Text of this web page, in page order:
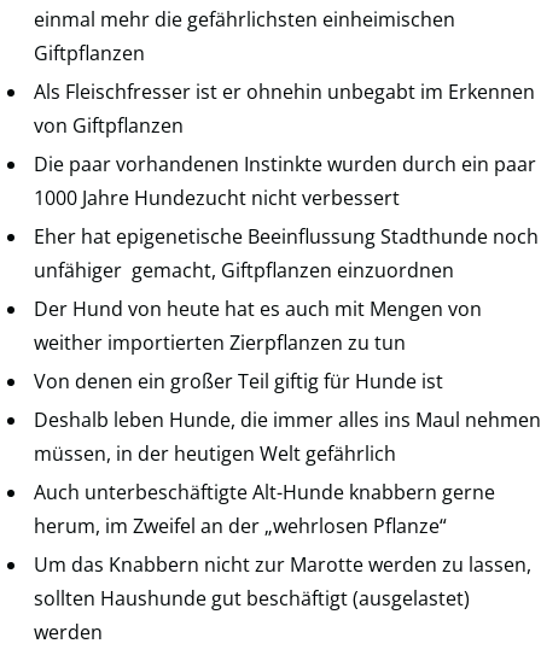
einmal mehr die gefährlichsten einheimischen
Giftpflanzen
Als Fleischfresser ist er ohnehin unbegabt im Erkennen
von Giftpflanzen
Die paar vorhandenen Instinkte wurden durch ein paar
1000 Jahre Hundezucht nicht verbessert
Eher hat epigenetische Beeinflussung Stadthunde noch
unfähiger gemacht, Giftpflanzen einzuordnen
Der Hund von heute hat es auch mit Mengen von
weither importierten Zierpflanzen zu tun
Von denen ein großer Teil giftig für Hunde ist
Deshalb leben Hunde, die immer alles ins Maul nehmen
müssen, in der heutigen Welt gefährlich
Auch unterbeschäftigte Alt-Hunde knabbern gerne
herum, im Zweifel an der „wehrlosen Pflanze“
Um das Knabbern nicht zur Marotte werden zu lassen,
sollten Haushunde gut beschäftigt (ausgelastet)
werden